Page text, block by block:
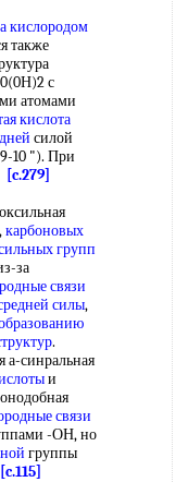
кислородом
также
с
атомами
кислота
силой
10 "). При
[c.279]
карбоновых
групп
за
связи
силы,
.
синральная
и
связи
-ОН, но
группы
[c.115]